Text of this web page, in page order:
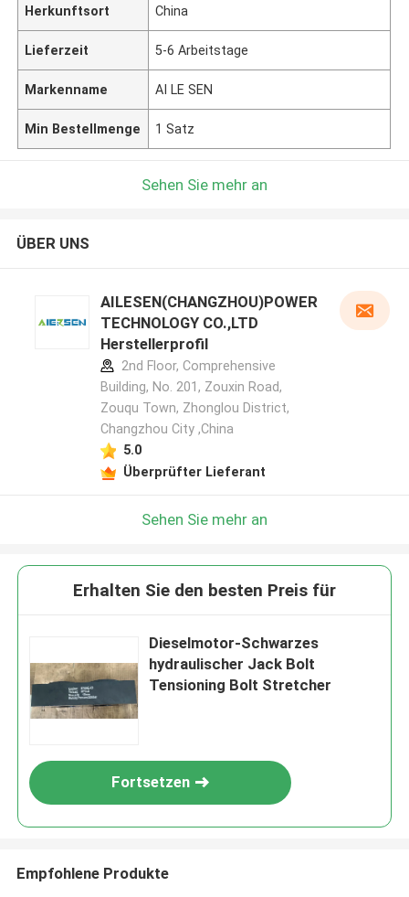
Herkunftsort China
Lieferzeit 5-6 Arbeitstage
Markenname AI LE SEN
Min Bestellmenge 1 Satz
Sehen Sie mehr an
ÜBER UNS
AILESEN(CHANGZHOU)POWER
TECHNOLOGY CO.,LTD
Herstellerprofil
2nd Floor, Comprehensive
Building, No. 201, Zouxin Road,
Zouqu Town, Zhonglou District,
Changzhou City ,China
5.0
Überprüfter Lieferant
Sehen Sie mehr an
Erhalten Sie den besten Preis für
Dieselmotor-Schwarzes
hydraulischer Jack Bolt
Tensioning Bolt Stretcher
Fortsetzen
Empfohlene Produkte